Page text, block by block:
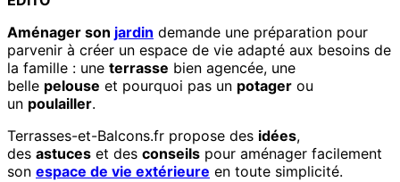
Aménager son jardin demande une préparation pour
parvenir à créer un espace de vie adapté aux besoins de
la famille : une terrasse bien agencée, une
belle pelouse et pourquoi pas un potager ou
un poulailler.
Terrasses-et-Balcons.fr propose des idées,
des astuces et des conseils pour aménager facilement
son espace de vie extérieure en toute simplicité.